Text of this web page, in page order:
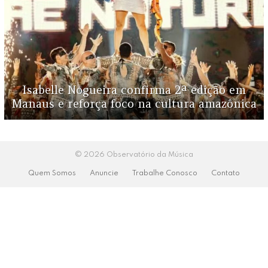
Isabelle Nogueira confirma 2ª edição em
Manaus e reforça foco na cultura amazônica
© 2026 Observatório da Música
Quem Somos Anuncie Trabalhe Conosco Contato